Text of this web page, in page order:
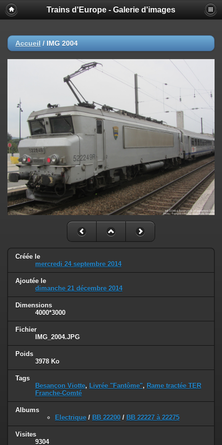
Trains d'Europe - Galerie d'images
Accueil / IMG 2004
Créée le
mercredi 24 septembre 2014
Ajoutée le
dimanche 21 décembre 2014
Dimensions
4000*3000
Fichier
IMG_2004.JPG
Poids
3978 Ko
Tags
Besançon Viotte, Livrée "Fantôme", Rame tractée TER
Franche-Comté
Albums
Electrique / BB 22200 / BB 22227 à 22275
Visites
9304